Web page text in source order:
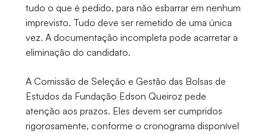
tudo o que é pedido, para não esbarrar em nenhum
imprevisto. Tudo deve ser remetido de uma única
vez. A documentação incompleta pode acarretar a
eliminação do candidato.
A Comissão de Seleção e Gestão das Bolsas de
Estudos da Fundação Edson Queiroz pede
atenção aos prazos. Eles devem ser cumpridos
rigorosamente, conforme o cronograma disponível